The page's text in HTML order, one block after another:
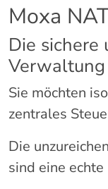
Moxa
Die
Verwaltung
Sie möchten
zentrales
Die
sind eine